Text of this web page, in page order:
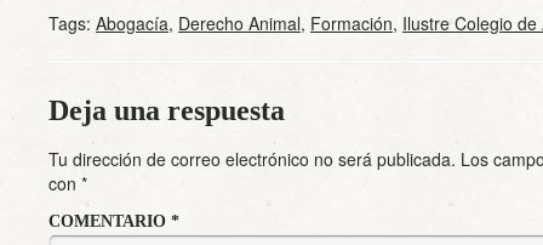
Tags: Abogacía, Derecho Animal, Formación, Ilustre Colegio
Deja una respuesta
Tu dirección de correo electrónico no será publicada. Los
con *
COMENTARIO *